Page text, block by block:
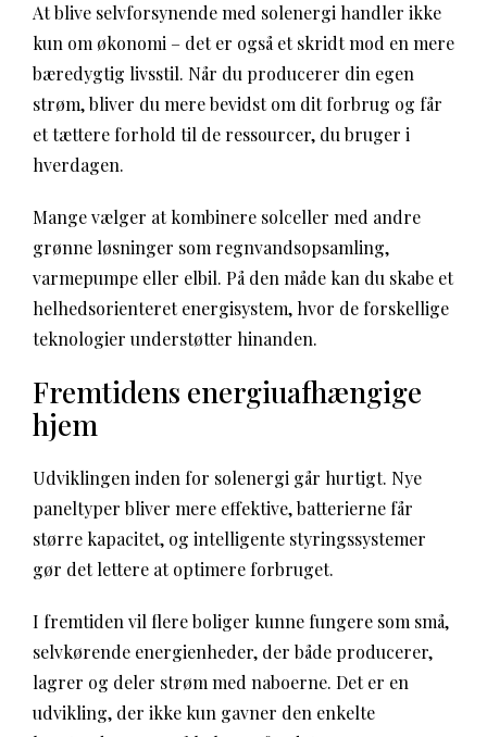
At blive selvforsynende med solenergi handler ikke
kun om økonomi – det er også et skridt mod en mere
bæredygtig livsstil. Når du producerer din egen
strøm, bliver du mere bevidst om dit forbrug og får
et tættere forhold til de ressourcer, du bruger i
hverdagen.
Mange vælger at kombinere solceller med andre
grønne løsninger som regnvandsopsamling,
varmepumpe eller elbil. På den måde kan du skabe et
helhedsorienteret energisystem, hvor de forskellige
teknologier understøtter hinanden.
Fremtidens energiuafhængige
hjem
Udviklingen inden for solenergi går hurtigt. Nye
paneltyper bliver mere effektive, batterierne får
større kapacitet, og intelligente styringssystemer
gør det lettere at optimere forbruget.
I fremtiden vil flere boliger kunne fungere som små,
selvkørende energienheder, der både producerer,
lagrer og deler strøm med naboerne. Det er en
udvikling, der ikke kun gavner den enkelte